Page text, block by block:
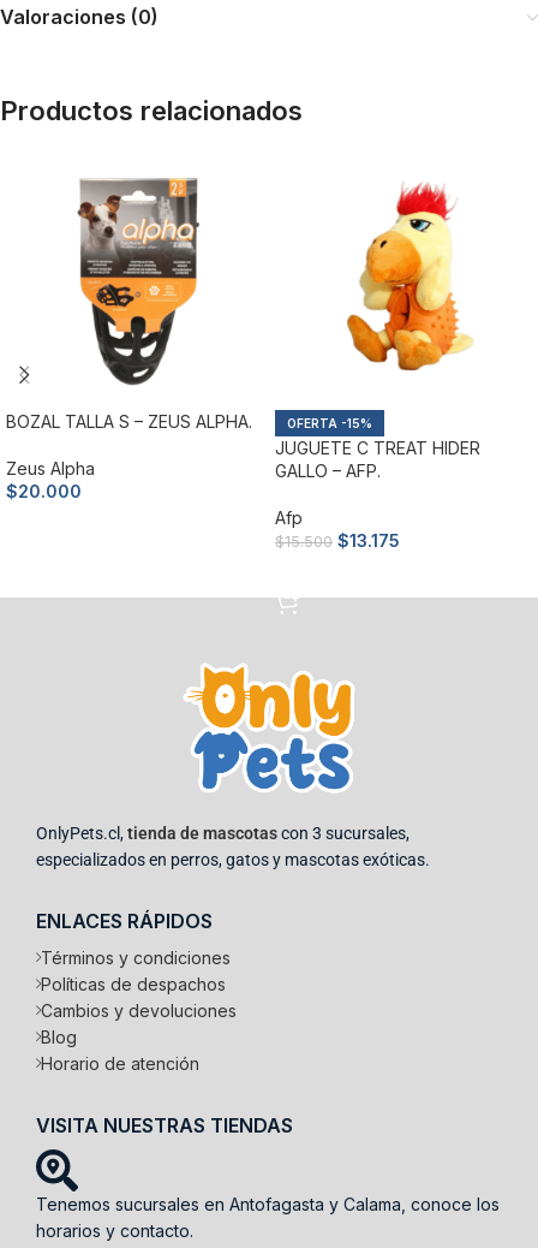
Valoraciones (0)
Productos relacionados
BOZAL TALLA S – ZEUS ALPHA.
Zeus Alpha
$20.000
-15%
JUGUETE C TREAT HIDER
GALLO – AFP.
Afp
$15.500 $13.175
OnlyPets.cl,tienda de mascotascon 3 sucursales,
especializados en perros, gatos y mascotas exóticas.
ENLACES RÁPIDOS
Términos y condiciones
Políticas de despachos
Cambios y devoluciones
Blog
Horario de atención
VISITA NUESTRAS TIENDAS
Tenemos sucursales en Antofagasta y Calama, conoce los
horarios y contacto.